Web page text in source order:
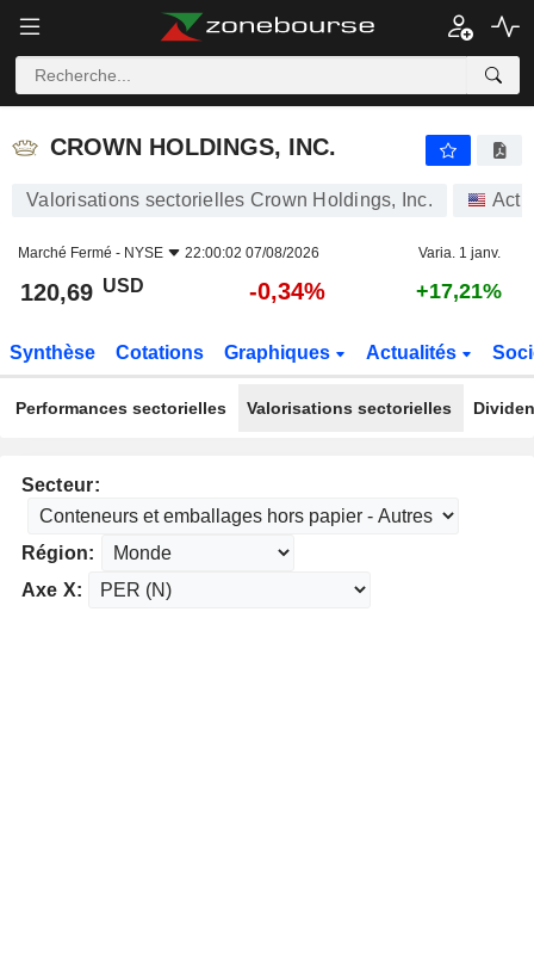
CROWN HOLDINGS, INC.
CROWN HOLDINGS, INC.
Valorisations sectorielles Crown Holdings, Inc.
Marché Fermé - NYSE 22:00:02 07/08/2026 Varia. 1 janv.
120,69 USD -0,34% +17,21%
Synthèse Cotations Graphiques Actualités
Performances sectorielles Valorisations sectorielles
Secteur:
Région:
Axe X: